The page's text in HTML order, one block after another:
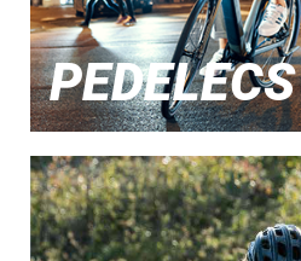
PEDELECS